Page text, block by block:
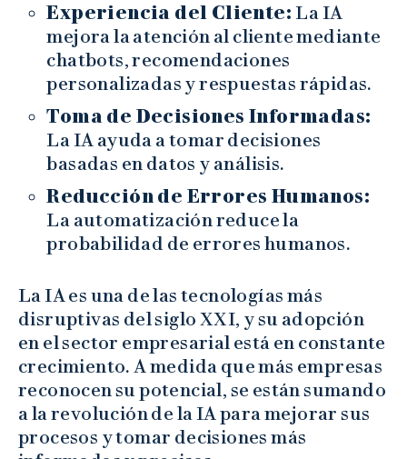
Experiencia del Cliente:La IA
mejora la atención al cliente mediante
chatbots, recomendaciones
personalizadas y respuestas rápidas.
Toma de Decisiones Informadas:
La IA ayuda a tomar decisiones
basadas en datos y análisis.
Reducción de Errores Humanos:
La automatización reduce la
probabilidad de errores humanos.
La IA es una de las tecnologías más
disruptivas del siglo XXI, y su adopción
en el sector empresarial está en constante
crecimiento. A medida que más empresas
reconocen su potencial, se están sumando
a la revolución de la IA para mejorar sus
procesos y tomar decisiones más